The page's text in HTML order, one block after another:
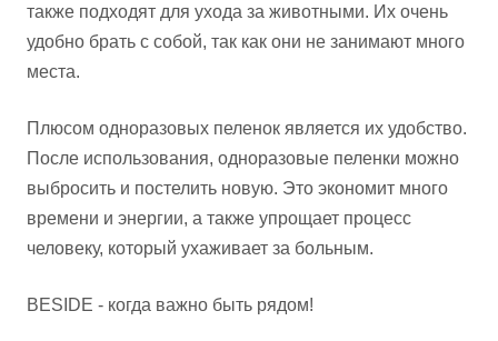
также подходят для ухода за животными. Их очень
удобно брать с собой, так как они не занимают много
места.
Плюсом одноразовых пеленок является их удобство.
После использования, одноразовые пеленки можно
выбросить и постелить новую. Это экономит много
времени и энергии, а также упрощает процесс
человеку, который ухаживает за больным.
BESIDE - когда важно быть рядом!